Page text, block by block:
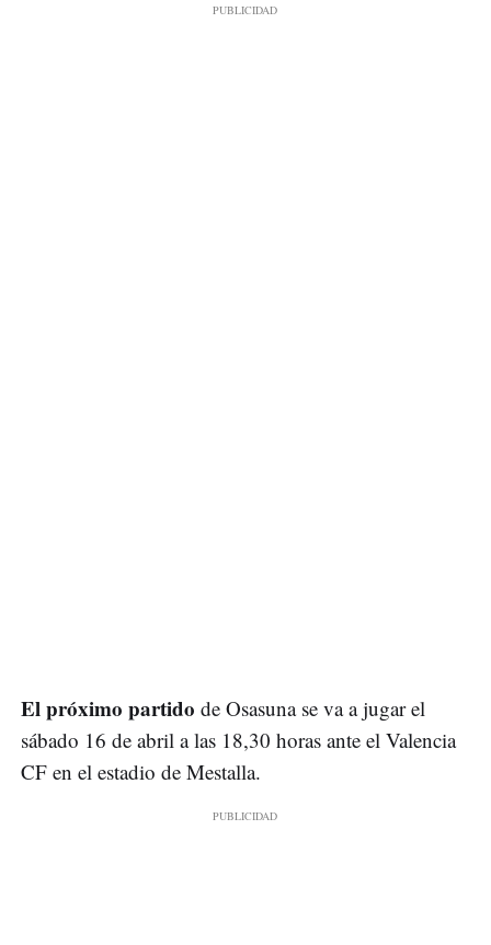
El próximo partido de Osasuna se va a jugar el
sábado 16 de abril a las 18,30 horas ante el Valencia
CF en el estadio de Mestalla.